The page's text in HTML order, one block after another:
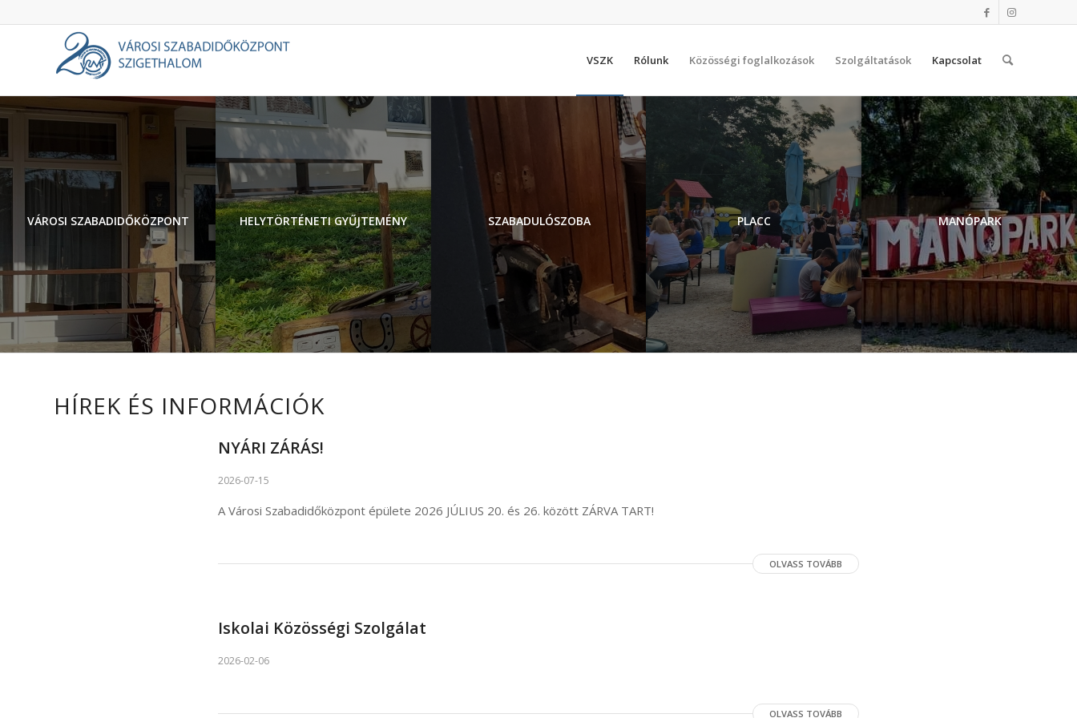
VSZK Rólunk Közösségi foglalkozások Szolgáltatások Kapcsolat
VÁROSI SZABADIDŐKÖZPONT HELYTÖRTÉNETI GYŰJTEMÉNY SZABADULÓSZOBA PLACC MANÓPARK
HÍREK ÉS INFORMÁCIÓK
NYÁRI ZÁRÁS!
2026-07-15
A Városi Szabadidőközpont épülete 2026 JÚLIUS 20. és 26. között ZÁRVA TART!
OLVASS TOVÁBB
Iskolai Közösségi Szolgálat
2026-02-06
OLVASS TOVÁBB